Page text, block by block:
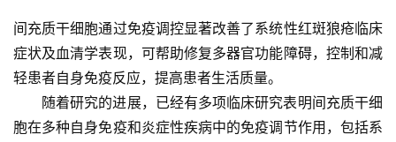
间充质干细胞通过免疫调控显著改善了系统性红斑狼疮临床
症状及血清学表现，可帮助修复多器官功能障碍，控制和减
轻患者自身免疫反应，提高患者生活质量。
随着研究的进展，已经有多项临床研究表明间充质干细
胞在多种自身免疫和炎症性疾病中的免疫调节作用，包括系